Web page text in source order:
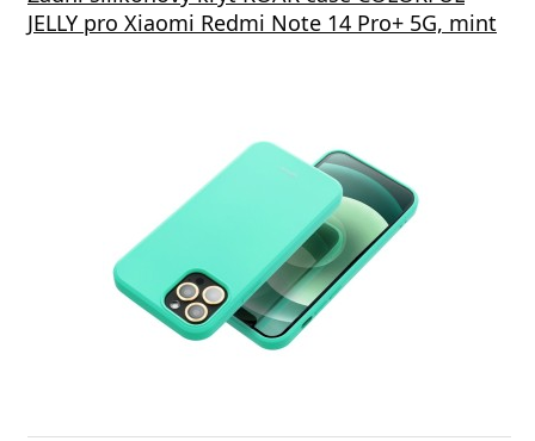
JELLY pro Xiaomi Redmi Note 14 Pro+ 5G, mint